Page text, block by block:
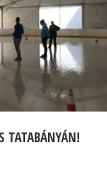
TATABÁNYÁN!